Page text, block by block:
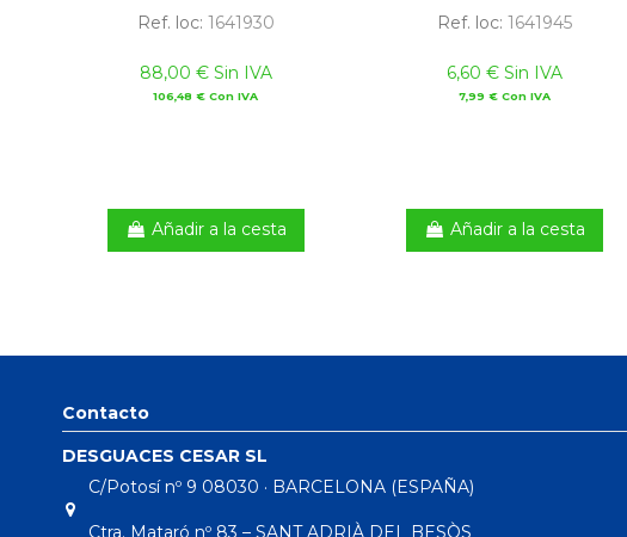
Ref. loc: 1641930
88,00 € Sin IVA
106,48 € Con IVA
Añadir a la cesta
Ref. loc: 1641945
6,60 € Sin IVA
7,99 € Con IVA
Añadir a la cesta
Contacto
DESGUACES CESAR SL
C/Potosí nº 9 08030 · BARCELONA (ESPAÑA)
Ctra. Mataró nº 83 – SANT ADRIÀ DEL BESÒS